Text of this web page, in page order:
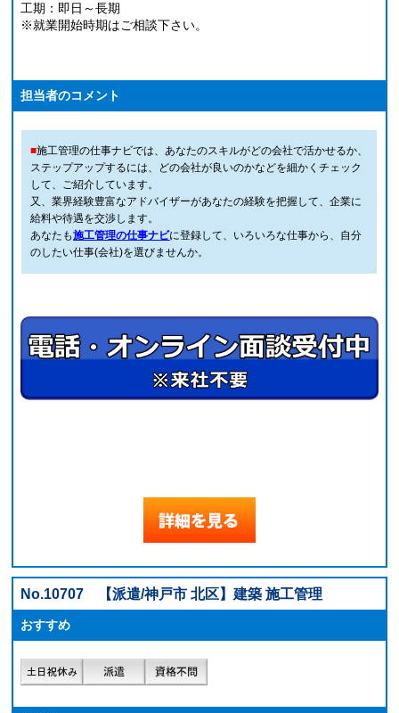
工期：即日～長期
※就業開始時期はご相談下さい。
担当者のコメント
■施工管理の仕事ナビでは、あなたのスキルがどの会社で活かせるか、
ステップアップするには、どの会社が良いのかなどを細かくチェック
して、ご紹介しています。
又、業界経験豊富なアドバイザーがあなたの経験を把握して、企業に
給料や待遇を交渉します。
あなたも施工管理の仕事ナビに登録して、いろいろな仕事から、自分
のしたい仕事(会社)を選びませんか。
No.10707 【派遣/神戸市 北区】建築 施工管理
おすすめ